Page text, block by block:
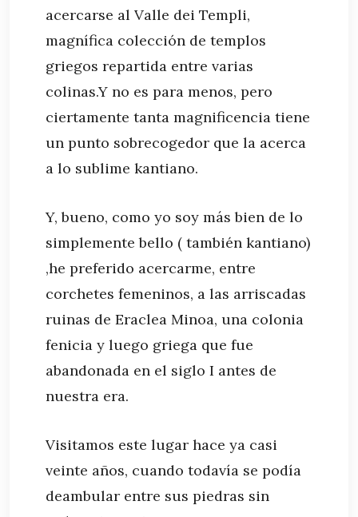
acercarse al Valle dei Templi,
magnífica colección de templos
griegos repartida entre varias
colinas.Y no es para menos, pero
ciertamente tanta magnificencia tiene
un punto sobrecogedor que la acerca
a lo sublime kantiano.
Y, bueno, como yo soy más bien de lo
simplemente bello ( también kantiano)
,he preferido acercarme, entre
corchetes femeninos, a las arriscadas
ruinas de Eraclea Minoa, una colonia
fenicia y luego griega que fue
abandonada en el siglo I antes de
nuestra era.
Visitamos este lugar hace ya casi
veinte años, cuando todavía se podía
deambular entre sus piedras sin